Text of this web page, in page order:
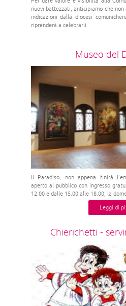
nuovi battezzati, anticipiamo che
indicazioni dalla diocesi
riprenderà a celebrarli.
Museo del
Il Paradiso, non appena finirà
aperto al pubblico con ingresso
12.00 e dalle 15.00 alle 18.00; la
Leggi di
Chierichetti -